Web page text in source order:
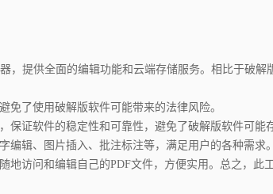
，提供全面的编辑功能和云端存储服务。相比于破解
免了使用破解版软件可能带来的法律风险。
保证软件的稳定性和可靠性，避免了破解版软件可能
辑、图片插入、批注标注等，满足用户的各种需求。
地访问和编辑自己的PDF文件，方便实用。总之，此